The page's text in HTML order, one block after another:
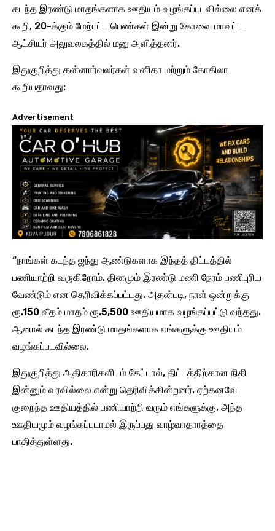
கடந்த இரண்டு மாதங்களாக ஊதியம் வழங்கப்படவில்லை எனக்
கூறி, 20-க்கும் மேற்பட்ட பெண்கள் இன்று கோவை மாவட்ட
ஆட்சியர் அலுவலகத்தில் மனு அளித்தனர்.
இதுகுறித்து தன்னார்வலர்கள் வனிதா மற்றும் கோகிலா
கூறியதாவது:
Advertisement
“நாங்கள் கடந்த ஐந்து ஆண்டுகளாக இந்தத் திட்டத்தில்
பணியாற்றி வருகிறோம். தினமும் இரண்டு மணி நேரம் பணிபுரிய
வேண்டும் என தெரிவிக்கப்பட்டது. அதன்படி, நாள் ஒன்றுக்கு
ரூ.150 வீதம் மாதம் ரூ.5,500 ஊதியமாக வழங்கப்பட்டு வந்தது.
ஆனால் கடந்த இரண்டு மாதங்களாக எங்களுக்கு ஊதியம்
வழங்கப்படவில்லை.
இதுகுறித்து அதிகாரிகளிடம் கேட்டால், திட்டத்திற்கான நிதி
இன்னும் வரவில்லை என்று தெரிவிக்கின்றனர். ஏற்கனவே
குறைந்த ஊதியத்தில் பணியாற்றி வரும் எங்களுக்கு, அந்த
ஊதியமும் வழங்கப்படாமல் இருப்பது வாழ்வாதாரத்தை
பாதித்துள்ளது.